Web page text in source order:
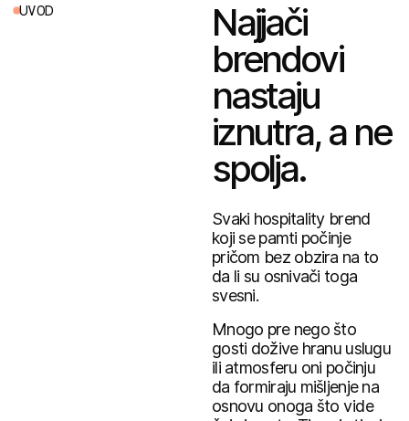
UVOD
Najjači
brendovi
nastaju
iznutra, a ne
spolja.
Svaki hospitality brend
koji se pamti počinje
pričom bez obzira na to
da li su osnivači toga
svesni.
Mnogo pre nego što
gosti dožive hranu uslugu
ili atmosferu oni počinju
da formiraju mišljenje na
osnovu onoga što vide